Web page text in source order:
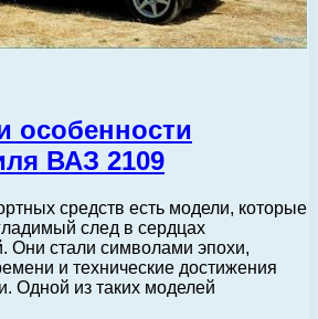
особенности
ВАЗ 2109
средств есть модели, которые
след в сердцах
Они стали символами эпохи,
и технические достижения
Одной из таких моделей